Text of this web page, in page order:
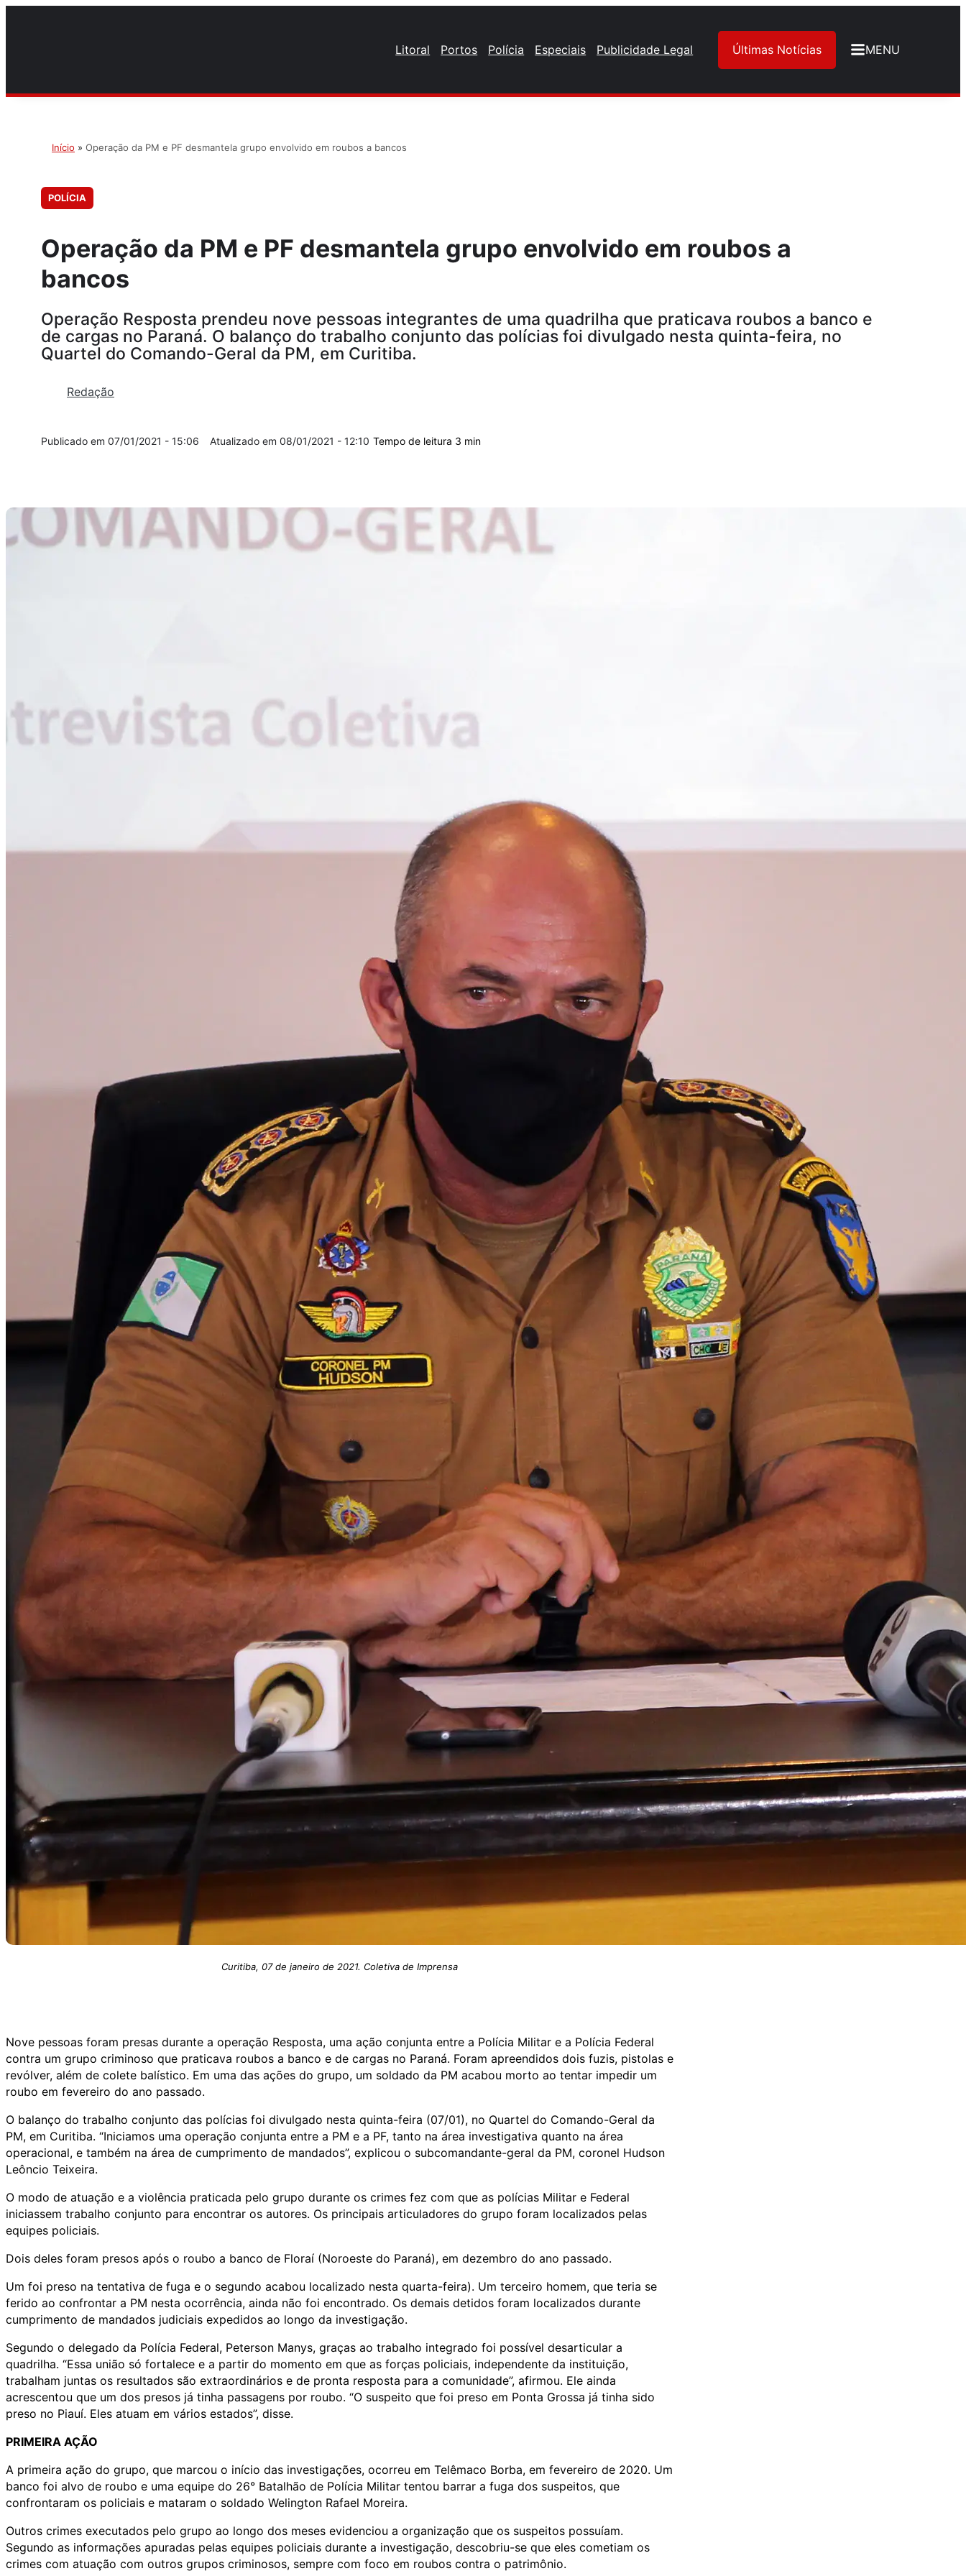
Litoral Portos Polícia Especiais Publicidade Legal Últimas Notícias MENU
Início » Operação da PM e PF desmantela grupo envolvido em roubos a bancos
POLÍCIA
Operação da PM e PF desmantela grupo envolvido em roubos a
bancos
Operação Resposta prendeu nove pessoas integrantes de uma quadrilha que praticava roubos a banco e
de cargas no Paraná. O balanço do trabalho conjunto das polícias foi divulgado nesta quinta-feira, no
Quartel do Comando-Geral da PM, em Curitiba.
Redação
07/01/2021 - 15:06 08/01/2021 - 12:10
Curitiba, 07 de janeiro de 2021. Coletiva de Imprensa
Nove pessoas foram presas durante a operação Resposta, uma ação conjunta entre a Polícia Militar e a Polícia Federal
contra um grupo criminoso que praticava roubos a banco e de cargas no Paraná. Foram apreendidos dois fuzis, pistolas e
revólver, além de colete balístico. Em uma das ações do grupo, um soldado da PM acabou morto ao tentar impedir um
roubo em fevereiro do ano passado.
O balanço do trabalho conjunto das polícias foi divulgado nesta quinta-feira (07/01), no Quartel do Comando-Geral da
PM, em Curitiba. “Iniciamos uma operação conjunta entre a PM e a PF, tanto na área investigativa quanto na área
operacional, e também na área de cumprimento de mandados”, explicou o subcomandante-geral da PM, coronel Hudson
Leôncio Teixeira.
O modo de atuação e a violência praticada pelo grupo durante os crimes fez com que as polícias Militar e Federal
iniciassem trabalho conjunto para encontrar os autores. Os principais articuladores do grupo foram localizados pelas
equipes policiais.
Dois deles foram presos após o roubo a banco de Floraí (Noroeste do Paraná), em dezembro do ano passado.
Um foi preso na tentativa de fuga e o segundo acabou localizado nesta quarta-feira). Um terceiro homem, que teria se
ferido ao confrontar a PM nesta ocorrência, ainda não foi encontrado. Os demais detidos foram localizados durante
cumprimento de mandados judiciais expedidos ao longo da investigação.
Segundo o delegado da Polícia Federal, Peterson Manys, graças ao trabalho integrado foi possível desarticular a
quadrilha. “Essa união só fortalece e a partir do momento em que as forças policiais, independente da instituição,
trabalham juntas os resultados são extraordinários e de pronta resposta para a comunidade”, afirmou. Ele ainda
acrescentou que um dos presos já tinha passagens por roubo. “O suspeito que foi preso em Ponta Grossa já tinha sido
preso no Piauí. Eles atuam em vários estados”, disse.
PRIMEIRA AÇÃO
A primeira ação do grupo, que marcou o início das investigações, ocorreu em Telêmaco Borba, em fevereiro de 2020. Um
banco foi alvo de roubo e uma equipe do 26° Batalhão de Polícia Militar tentou barrar a fuga dos suspeitos, que
confrontaram os policiais e mataram o soldado Welington Rafael Moreira.
Outros crimes executados pelo grupo ao longo dos meses evidenciou a organização que os suspeitos possuíam.
Segundo as informações apuradas pelas equipes policiais durante a investigação, descobriu-se que eles cometiam os
crimes com atuação com outros grupos criminosos, sempre com foco em roubos contra o patrimônio.